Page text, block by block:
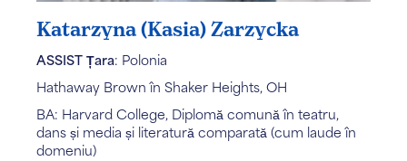
Katarzyna (Kasia) Zarzycka
ASSIST Țara: Polonia
Hathaway Brown în Shaker Heights, OH
BA: Harvard College, Diplomă comună în teatru,
dans și media și literatură comparată (cum laude în
domeniu)